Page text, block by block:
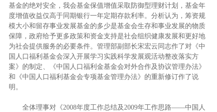
基金的绝对安全，我会基金保值增值采取防御型理财计划，基金年
度增值收益仅高于同期银行一年定期存款利率。分析认为，筹资规
模大小和留存事业发展基金的多少是基金会生存和事业发展的物质
保障，政府给予更多政策和资金支持是社会组织健康发展和更好地
为社会提供服务的必要条件。管理部副部长宋宏云同志作了对《中
国人口福利基金会深入开展学习实践科学发展观活动整改落实方
案》的制定、《中国人口福利金基金会对外合作及协议管理办法》
和《中国人口福利基金会专项基金管理办法》的重新修订作了说
明。
全体理事对《2008年度工作总结及2009年工作思路——中国人